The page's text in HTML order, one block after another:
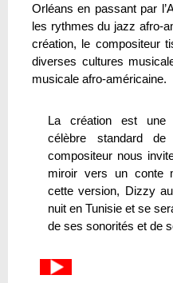
Orléans en passant par
les rythmes du jazz afro-
création, le compositeur
diverses cultures
musicale afro-américaine.
La création est une
célèbre standard
compositeur nous
miroir vers un conte
cette version, Dizzy
nuit en Tunisie et se
de ses sonorités et de